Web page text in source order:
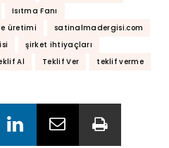
Isıtma Fanı
üretimi
satinalmadergisi.com
şirket ihtiyaçları
Al Teklif Ver
teklif verme